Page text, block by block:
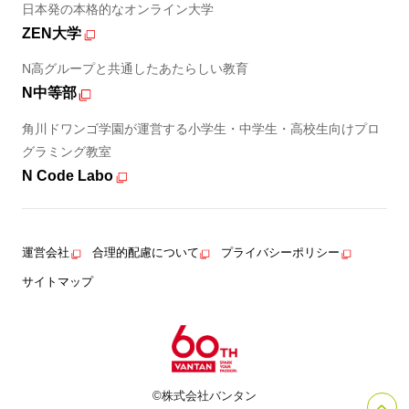
日本発の本格的なオンライン大学
ZEN大学
N高グループと共通したあたらしい教育
N中等部
角川ドワンゴ学園が運営する小学生・中学生・高校生向けプロ
グラミング教室
N Code Labo
運営会社 合理的配慮について プライバシーポリシー
サイトマップ
©株式会社バンタン